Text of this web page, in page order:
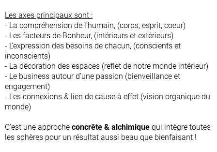
Les axes principaux sont :
- La compréhension de l'humain, (corps, esprit, coeur)
- Les facteurs de Bonheur, (intérieurs et extérieurs)
- L'expression des besoins de chacun, (conscients et
inconscients)
- La décoration des espaces (reflet de notre monde intérieur)
- Le business autour d'une passion (bienveillance et
engagement)
- Les connexions & lien de cause à effet (vision organique du
monde)
C'est une approche concrête & alchimique qui intègre toutes
les sphères pour un résultat aussi beau que bienfaisant !